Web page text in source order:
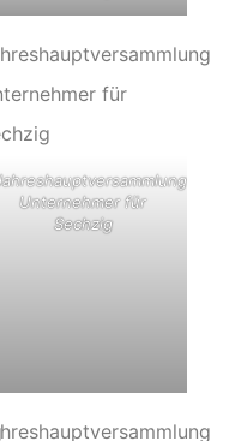
Unternehmer für
Sechzig